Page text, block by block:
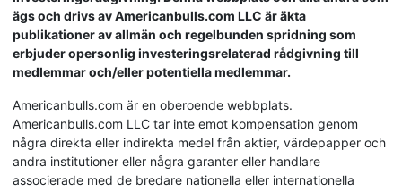
ägs och drivs av Americanbulls.com LLC är äkta
publikationer av allmän och regelbunden spridning som
erbjuder opersonlig investeringsrelaterad rådgivning till
medlemmar och/eller potentiella medlemmar.
Americanbulls.com är en oberoende webbplats.
Americanbulls.com LLC tar inte emot kompensation genom
några direkta eller indirekta medel från aktier, värdepapper och
andra institutioner eller några garanter eller handlare
associerade med de bredare nationella eller internationella